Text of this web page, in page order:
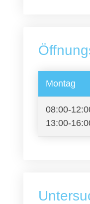
Montag
08:00-
13:00-